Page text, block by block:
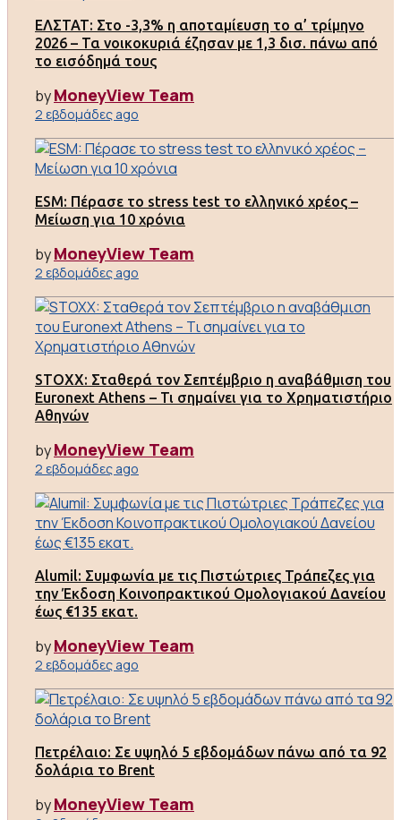
ΕΛΣΤΑΤ: Στο -3,3% η αποταμίευση το α’ τρίμηνο
2026 – Τα νοικοκυριά έζησαν με 1,3 δισ. πάνω από
το εισόδημά τους
byMoneyView Team
2 εβδομάδες ago
ESM: Πέρασε το stress test το ελληνικό χρέος –
Μείωση για 10 χρόνια
byMoneyView Team
2 εβδομάδες ago
STOXX: Σταθερά τον Σεπτέμβριο η αναβάθμιση του
Euronext Athens – Τι σημαίνει για το Χρηματιστήριο
Αθηνών
byMoneyView Team
2 εβδομάδες ago
Alumil: Συμφωνία με τις Πιστώτριες Τράπεζες για
την Έκδοση Κοινοπρακτικού Ομολογιακού Δανείου
έως €135 εκατ.
byMoneyView Team
2 εβδομάδες ago
Πετρέλαιο: Σε υψηλό 5 εβδομάδων πάνω από τα 92
δολάρια το Brent
byMoneyView Team